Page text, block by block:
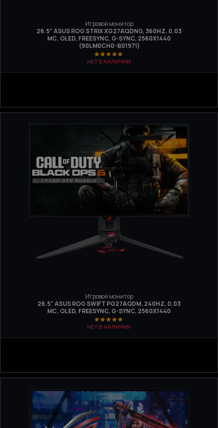
Игровой монитор
26.5" ASUS ROG STRIX XG27AQDNG, 360HZ, 0.03
МС, OLED, FREESYNC, G-SYNC, 2560Х1440
(90LM0CH0-B01971)
НЕТ В НАЛИЧИИ
Игровой монитор
26.5" ASUS ROG SWIFT PG27AQDM, 240HZ, 0.03
МС, OLED, FREESYNC, G-SYNC, 2560X1440
НЕТ В НАЛИЧИИ